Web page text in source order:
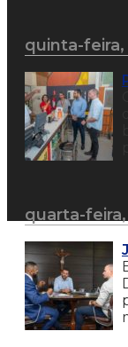
quinta-feira,
quarta-